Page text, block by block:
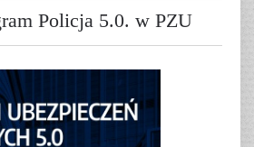
Policja 5.0. w PZU